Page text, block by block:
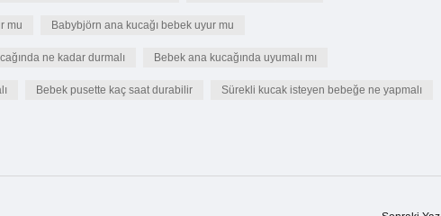
mu Babybjörn ana kucağı bebek uyur mu
ne kadar durmalı Bebek ana kucağında uyumalı mı
Bebek pusette kaç saat durabilir Sürekli kucak isteyen bebeğe ne yapmalı